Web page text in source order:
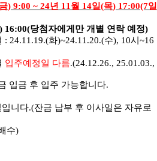
금) 9:00 ~ 24년 11 월 14일(목) 17:00(7일
) 16:00(당첨자에게만 개별 연락 예정)
: 24.11.19.(화)~24.11.20.(수), 10시 ~16
입주예정일 다름.(24.12.26., 25.01.03.,
입금 후 입주 가능합니다.
니다.(잔금 납부 후 이사일은 자유로
수)